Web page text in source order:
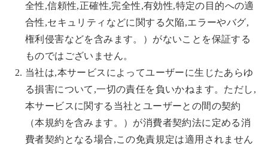
全性,信頼性,正確性,完全性,有効性,特定の目的への適
合性,セキュリティなどに関する欠陥,エラーやバグ,
権利侵害などを含みます。）がないことを保証する
ものではございません。
当社は,本サービスによってユーザーに生じたあらゆ
る損害について,一切の責任を負いかねます。ただし,
本サービスに関する当社とユーザーとの間の契約
（本規約を含みます。）が消費者契約法に定める消
費者契約となる場合,この免責規定は適用されません